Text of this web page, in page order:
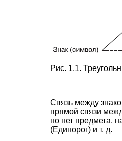
Рис. 1.1.
Связь между
прямой связи
но нет предмета,
(Единорог) и т. д.